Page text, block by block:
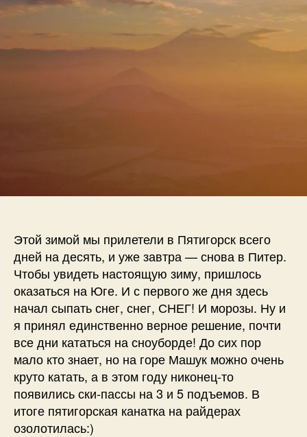
Этой зимой мы прилетели в Пятигорск всего
дней на десять, и уже завтра — снова в Питер.
Чтобы увидеть настоящую зиму, пришлось
оказаться на Юге. И с первого же дня здесь
начал сыпать снег, снег, СНЕГ! И морозы. Ну и
я принял единственно верное решение, почти
все дни кататься на сноуборде! До сих пор
мало кто знает, но на горе Машук можно очень
круто катать, а в этом году никонец-то
появились ски-пассы на 3 и 5 подъемов. В
итоге пятигорская канатка на райдерах
озолотилась:)